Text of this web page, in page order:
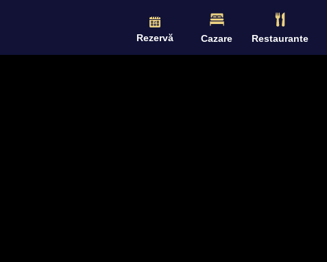
Rezervă Cazare Restaurante